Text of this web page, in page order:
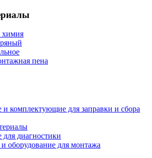
химия
пена
и комплектующие для заправки и сбора
диагностики
оборудование для монтажа